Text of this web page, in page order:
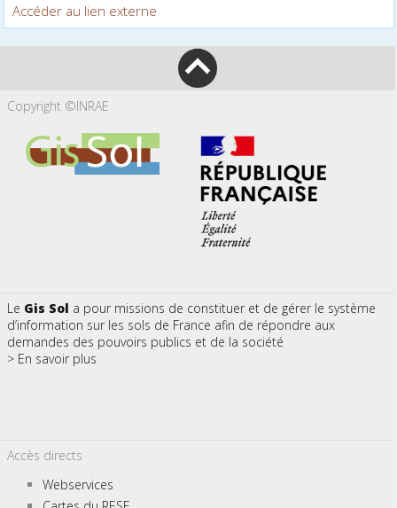
Accéder au lien externe
Copyright ©INRAE
Le Gis Sol a pour missions de constituer et de gérer le système
d’information sur les sols de France afin de répondre aux
demandes des pouvoirs publics et de la société
> En savoir plus
Accès directs
Webservices